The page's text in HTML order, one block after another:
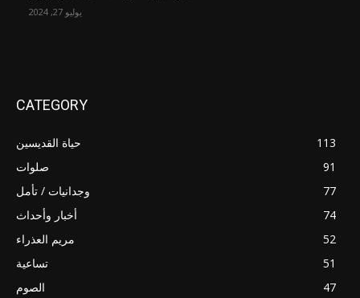
يوليو 27, 2024
CATEGORY
حياة القديسين
113
صلوات
91
وجدانيات / تأمل
77
أخبار وأحداث
74
مريم العذراء
52
تساعية
51
الصوم
47